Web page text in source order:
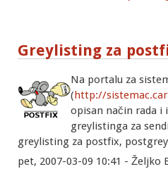
Greylisting za
Na portalu za
( http://
opisan način rada i
greylistinga za
greylisting za postfix,
pet, 2007-03-09 10:41 - Željko